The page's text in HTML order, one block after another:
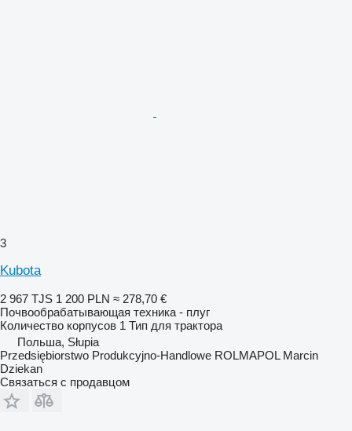
3
Kubota
2 967 TJS 1 200 PLN ≈ 278,70 €
Почвообрабатывающая техника - плуг
Количество корпусов 1 Тип для трактора
Польша, Słupia
Przedsiębiorstwo Produkcyjno-Handlowe ROLMAPOL Marcin
Dziekan
Связаться с продавцом